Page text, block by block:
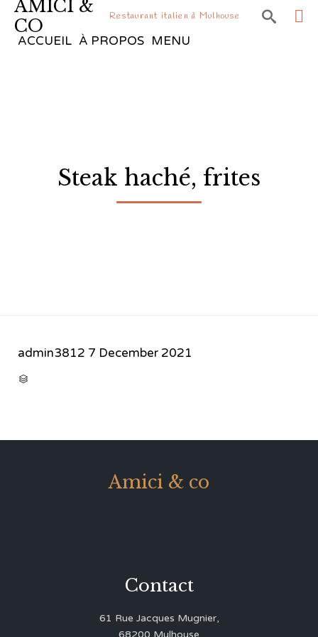
AMICI &
CO
Restaurant italien à Mulhouse 
ACCUEIL À PROPOS MENU
Steak haché, frites
admin3812 7 December 2021

Amici & co
Contact
61 Rue Jacques Mugnier,